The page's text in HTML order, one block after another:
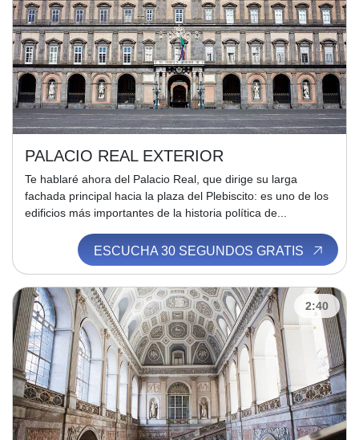
PALACIO REAL EXTERIOR
Te hablaré ahora del Palacio Real, que dirige su larga
fachada principal hacia la plaza del Plebiscito: es uno de los
edificios más importantes de la historia política de...
ESCUCHA 30 SEGUNDOS GRATIS
2:40